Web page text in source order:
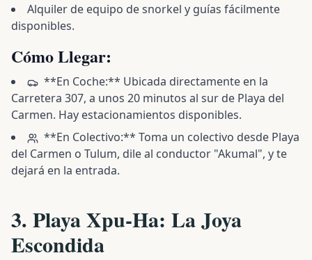
Alquiler de equipo de snorkel y guías fácilmente
disponibles.
Cómo Llegar:
**En Coche:** Ubicada directamente en la
Carretera 307, a unos 20 minutos al sur de Playa del
Carmen. Hay estacionamientos disponibles.
**En Colectivo:** Toma un colectivo desde Playa
del Carmen o Tulum, dile al conductor "Akumal", y te
dejará en la entrada.
3. Playa Xpu-Ha: La Joya
Escondida